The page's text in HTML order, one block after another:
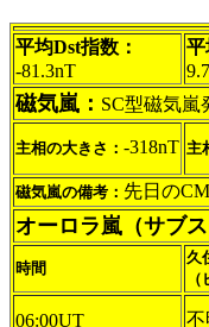
平均Dst指数：
-81.3nT
平
磁気嵐： SC型磁気嵐
主相の大きさ： -318nT 主
磁気嵐の備考： 先日の
オーロラ嵐（サブス
時間
久
06:00UT 不